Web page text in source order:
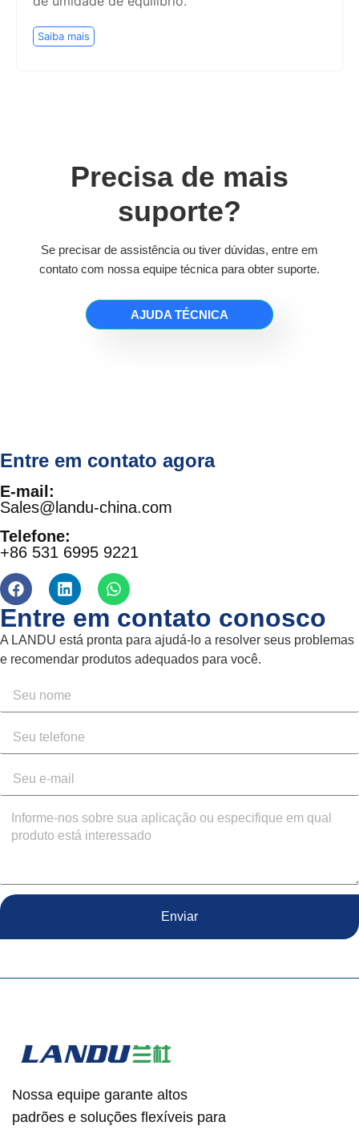
Saiba mais
Precisa de mais
suporte?
Se precisar de assistência ou tiver dúvidas, entre em
contato com nossa equipe técnica para obter suporte.
AJUDA TÉCNICA
Entre em contato agora
E-mail:
Sales@landu-china.com
Telefone:
+86 531 6995 9221
Entre em contato conosco
A LANDU está pronta para ajudá-lo a resolver seus problemas
e recomendar produtos adequados para você.
Enviar
Nossa equipe garante altos
padrões e soluções flexíveis para